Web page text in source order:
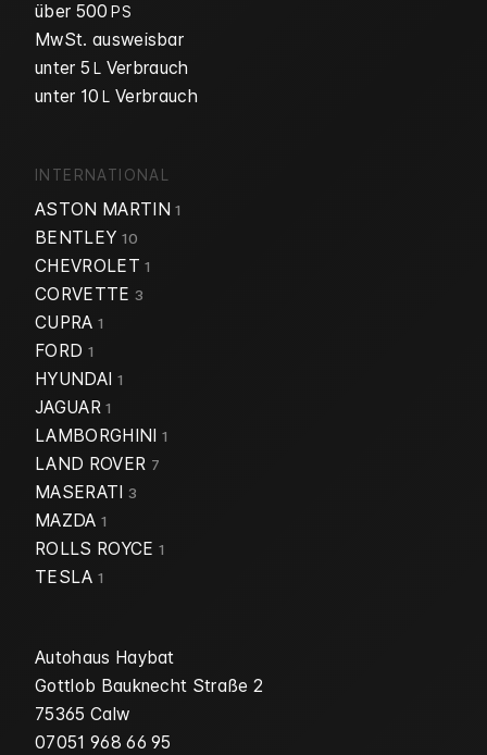
Autohaus Haybat
Gottlob Bauknecht Straße 2
75365 Calw
07051 968 66 95
über 500 PS
MwSt. ausweisbar
unter 5 L Verbrauch
unter 10 L Verbrauch
INTERNATIONAL
ASTON MARTIN1
BENTLEY 10
CHEVROLET1
CORVETTE 3
CUPRA 1
FORD 1
HYUNDAI 1
JAGUAR1
LAMBORGHINI 1
LAND ROVER 7
MASERATI 3
MAZDA 1
ROLLS ROYCE 1
TESLA 1